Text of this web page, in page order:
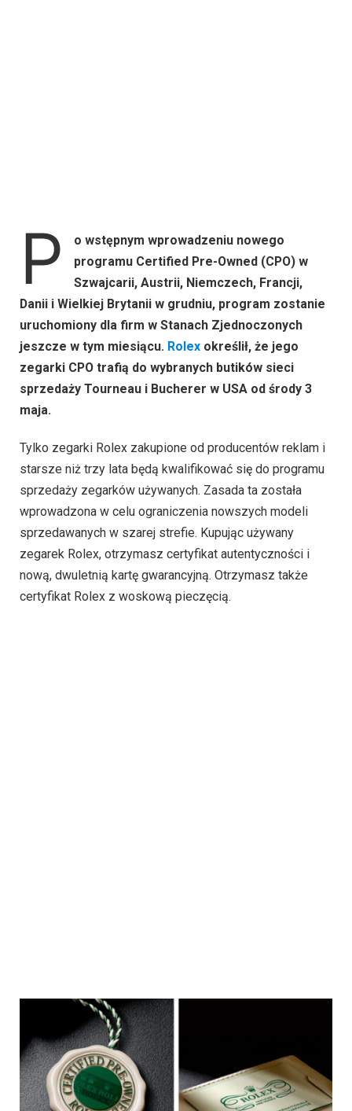
P
o wstępnym wprowadzeniu nowego
programu Certified Pre-Owned (CPO) w
Szwajcarii, Austrii, Niemczech, Francji,
Danii i Wielkiej Brytanii w grudniu, program zostanie
uruchomiony dla firm w Stanach Zjednoczonych
jeszcze w tym miesiącu. Rolex określił, że jego
zegarki CPO trafią do wybranych butików sieci
sprzedaży Tourneau i Bucherer w USA od środy 3
maja.
Tylko zegarki Rolex zakupione od producentów reklam i
starsze niż trzy lata będą kwalifikować się do programu
sprzedaży zegarków używanych. Zasada ta została
wprowadzona w celu ograniczenia nowszych modeli
sprzedawanych w szarej strefie. Kupując używany
zegarek Rolex, otrzymasz certyfikat autentyczności i
nową, dwuletnią kartę gwarancyjną. Otrzymasz także
certyfikat Rolex z woskową pieczęcią.